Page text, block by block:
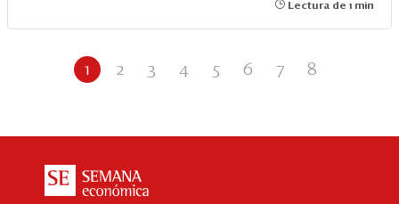
Lectura de 1 min
1 2 3 4 5 6 7 8